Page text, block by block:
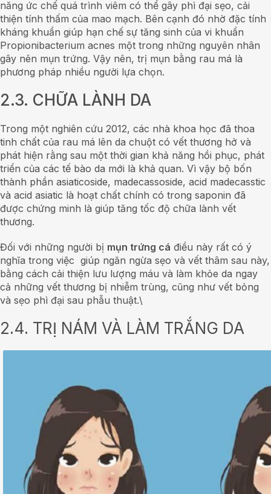
năng ức chế quá trình viêm có thể gây phì đại sẹo, cải
thiện tính thấm của mao mạch. Bên cạnh đó nhờ đặc tính
kháng khuẩn giúp hạn chế sự tăng sinh của vi khuẩn
Propionibacterium acnes một trong những nguyên nhân
gây nên mụn trứng. Vậy nên, trị mụn bằng rau má là
phương pháp nhiều người lựa chọn.
2.3. CHỮA LÀNH DA
Trong một nghiên cứu 2012, các nhà khoa học đã thoa
tinh chất của rau má lên da chuột có vết thương hở và
phát hiện rằng sau một thời gian khả năng hồi phục, phát
triển của các tế bào da mới là khả quan. Vì vậy bộ bốn
thành phần asiaticoside, madecassoside, acid madecasstic
và acid asiatic là hoạt chất chính có trong saponin đã
được chứng minh là giúp tăng tốc độ chữa lành vết
thương.
Đối với những người bị mụn trứng cá điều này rất có ý
nghĩa trong việc giúp ngăn ngừa sẹo và vết thâm sau này,
bằng cách cải thiện lưu lượng máu và làm khỏe da ngay
cả những vết thương bị nhiễm trùng, cũng như vết bỏng
và sẹo phì đại sau phẫu thuật.\
2.4. TRỊ NÁM VÀ LÀM TRẮNG DA